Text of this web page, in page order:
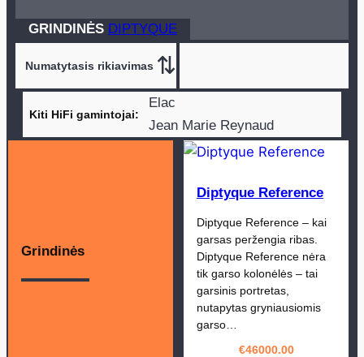
GRINDINĖS DIPTYQUE
Grindinės
Kiti HiFi gamintojai
Elac
Jean Marie Reynaud
Monitor Audio
Triangle
Diptyque Reference
Diptyque Reference – kai
garsas peržengia ribas.
Diptyque Reference nėra
tik garso kolonėlės – tai
garsinis portretas,
nutapytas gryniausiomis
garso…
€46000.00